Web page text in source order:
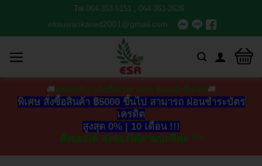
Tel 064-353-5151 , 064-353-2626
eksuwankased2001@gmail.com
🚚 จัดส่งฟรี !! เมื่อซื้อสินค้าครบ ฿1000 ขึ้นไป‼🚚
พิเศษ สั่งซื้อสินค้า ฿5000 ขึ้นไป สามารถ ผ่อนชำระบัตร
เครดิต
สูงสุด 0% | 10 เดือน !!!
สั่งของได้ ส่งของได้ตามปกติค่ะ ^^